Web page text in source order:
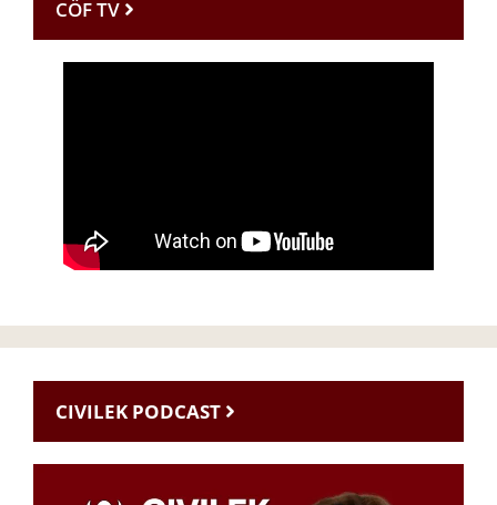
CÖF TV
CIVILEK PODCAST